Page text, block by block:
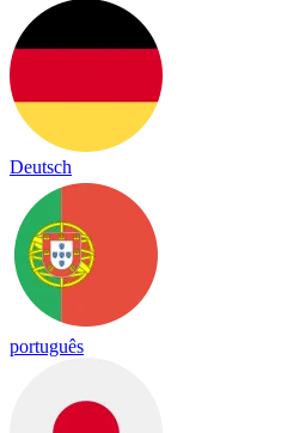
Deutsch
português